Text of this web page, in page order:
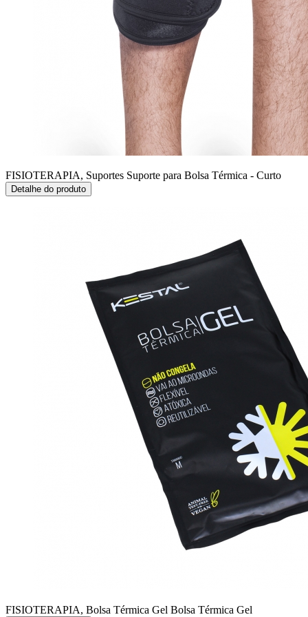
FISIOTERAPIA, Suportes Suporte para Bolsa Térmica - Curto
Detalhe do produto
FISIOTERAPIA, Bolsa Térmica Gel Bolsa Térmica Gel